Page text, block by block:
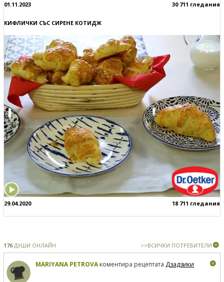
01.11.2023 30 711 гледания
КИФЛИЧКИ СЪС СИРЕНЕ КОТИДЖ
29.04.2020 18 711 гледания
176ДУШИ ОНЛАЙН >>ВСИЧКИ ПОТРЕБИТЕЛИ
MARIYANA PETROVAкоментира рецептата Дзадзики